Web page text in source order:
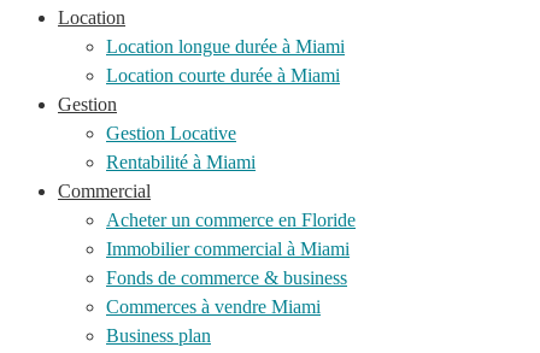
Location
Location longue durée à Miami
Location courte durée à Miami
Gestion
Gestion Locative
Rentabilité à Miami
Commercial
Acheter un commerce en Floride
Immobilier commercial à Miami
Fonds de commerce & business
Commerces à vendre Miami
Business plan